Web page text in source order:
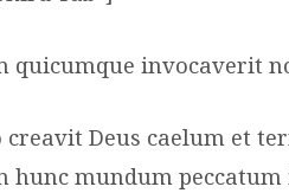
quicumque invocaverit
Deus caelum et
hunc mundum